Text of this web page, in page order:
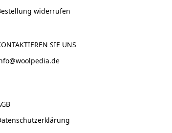
widerrufen
SIE UNS